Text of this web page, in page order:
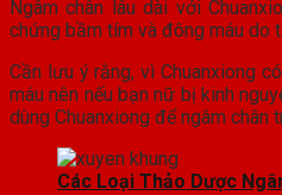
Ngâm chân lâu dài với
chứng bầm tím và đông máu do
Cần lưu ý rằng, vì Chuanxiong
máu nên nếu bạn nữ bị kinh
dùng Chuanxiong để ngâm chân
Các Loại Thảo Dược